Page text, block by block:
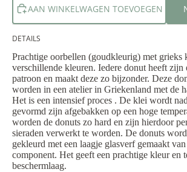
AAN WINKELWAGEN TOEVOEGEN
DETAILS
Prachtige oorbellen (goudkleurig) met grieks
verschillende kleuren. Iedere donut heeft zijn
patroon en maakt deze zo bijzonder. Deze
worden in een atelier in Griekenland met de
Het is een intensief proces . De klei wordt
gevormd zijn afgebakken op een hoge
worden de donuts zo hard en zijn hierdoor
sieraden verwerkt te worden. De donuts
gekleurd met een laagje glasverf gemaakt
component. Het geeft een prachtige kleur en
beschermlaag.